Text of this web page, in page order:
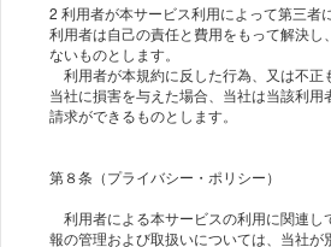
2 利用者が本サービス利用によって第三者
利用者は自己の責任と費用をもって解決
ないものとします。
利用者が本規約に反した行為、又は不正
当社に損害を与えた場合、当社は当該利
請求ができるものとします。
第８条（プライバシー・ポリシー）
利用者による本サービスの利用に関連し
報の管理および取扱いについては、当社が